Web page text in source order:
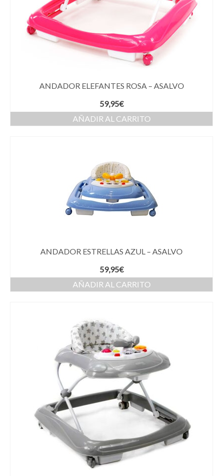
ANDADOR ELEFANTES ROSA – ASALVO
59,95€
AÑADIR AL CARRITO
ANDADOR ESTRELLAS AZUL – ASALVO
59,95€
AÑADIR AL CARRITO